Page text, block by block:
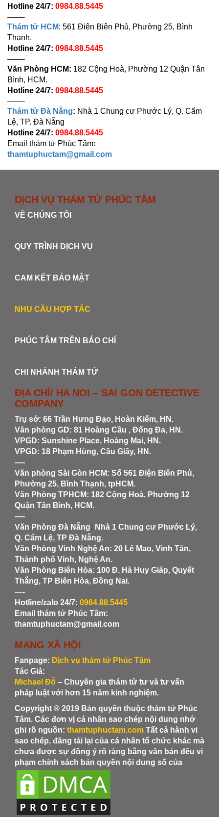
Hotline 24/7: 0984.88.5445
——–
Thám tử HCM: 561 Điện Biên Phủ, Phường 25, Bình
Thạnh.
Hotline 24/7: 0984.88.5445
——–
Văn Phòng HCM: 182 Cộng Hoà, Phường 12 Quận Tân
Bình, HCM.
Hotline 24/7: 0984.88.5445
——–
Thám tử Đà Nẵng: Nhà 1 Chung cư Phước Lý, Q. Cẩm
Lệ, TP. Đà Nẵng
Hotline 24/7: 0984.88.5445
Email thám tử Phúc Tâm:
thamtuphuctam@gmail.com
DỊCH VỤ THÁM TỬ PHÚC TÂM
VỀ CHÚNG TÔI
QUY TRÌNH DỊCH VỤ
CAM KẾT BẢO MẬT
NHU CẦU HỢP TÁC
PHÚC TÂM TRÊN BÁO CHÍ
CHI NHÁNH THÁM TỬ
ĐỊA CHỈ/ HA NOI – SAI GON DETECTIVE
COMPANY
Trụ sở: 66 Trần Hưng Đạo, Hoàn Kiếm, HN.
Văn phòng GD: 81 Hoàng Cầu , Đống Đa, HN.
VPGD: Sunshine Place, Hoàng Mai, HN.
VPGD: 18 Phạm Hùng, Cầu Giấy, HN.
—-
Văn phòng Sài Gòn HCM: Số 561 Điện Biên Phủ,
Phường 25, Bình Thạnh, tpHCM.
Văn Phòng TPHCM: 182 Cộng Hoà, Phường 12
Quận Tân Bình, HCM.
—-
Văn Phòng Đà Nẵng: Nhà 1 Chung cư Phước Lý,
Q. Cẩm Lệ, TP Đà Nẵng.
Văn Phòng Vinh Nghệ An: 20 Lê Mao, Vinh Tân,
Thành phố Vinh, Nghệ An.
Văn Phòng Biên Hòa: 100 Đ. Hà Huy Giáp, Quyết
Thắng, TP Biên Hòa, Đồng Nai.
—-
Hotline/zalo 24/7: 0984.88.5445
Email thám tử Phúc Tâm:
thamtuphuctam@gmail.com
MẠNG XÃ HỘI
Fanpage: Dịch vụ thám tử Phúc Tâm
Tác Giả:
Michael Đỗ – Chuyên gia thám tử tư và tư vấn
pháp luật với hơn 15 năm kinh nghiệm.
Copyright ® 2019 Bản quyền thuộc thám tử Phúc
Tâm. Các đơn vị cá nhân sao chép nội dung nhớ
ghi rõ nguồn: thamtuphuctam.com Tất cả hành vi
sao chép, đăng tải lại của cá nhân tổ chức khác mà
chưa được sự đồng ý rõ ràng bằng văn bản đều vi
phạm chính sách bản quyền nội dung số của